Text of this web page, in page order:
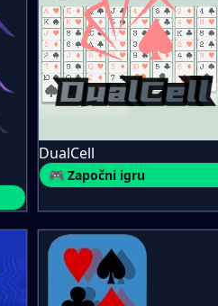
DualCell
🎮 Započni igru